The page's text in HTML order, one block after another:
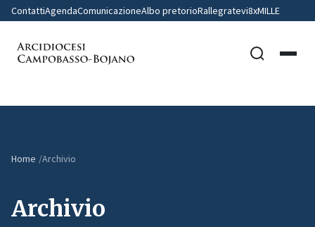
ContattiAgendaComunicazioneAlbo pretorioRallegratevi8xMILLE
Home Archivio
Archivio